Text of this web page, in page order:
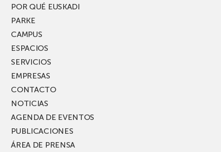
POR QUÉ EUSKADI
PARKE
CAMPUS
ESPACIOS
SERVICIOS
EMPRESAS
CONTACTO
NOTICIAS
AGENDA DE EVENTOS
PUBLICACIONES
ÁREA DE PRENSA